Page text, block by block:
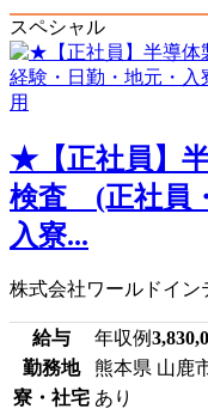
スペシャル
★【正社員】
検査 (正社員
入寮...
株式会社ワールドイン
給与 年収例
勤務地
熊本県 山鹿
寮・社宅 あり